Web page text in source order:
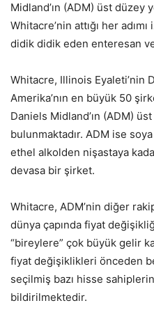
Midland’ın (ADM) üst
Whitacre’nin attığı her
didik didik eden enteresan
Whitacre, Illinois Eyaleti’nin
Amerika’nın en büyük 50
Daniels Midland’ın (ADM)
bulunmaktadır. ADM ise
ethel alkolden nişastaya
devasa bir şirket.
Whitacre, ADM’nin diğer
dünya çapında fiyat
“bireylere” çok büyük gelir
fiyat değişiklikleri önceden
seçilmiş bazı hisse
bildirilmektedir.